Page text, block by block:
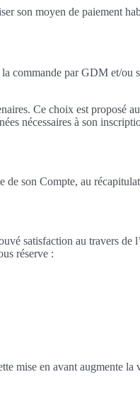
son moyen de paiement
commande par GDM et/ou
Ce choix est proposé
nécessaires à son
son Compte, au
satisfaction au travers de
réserve :
mise en avant augmente